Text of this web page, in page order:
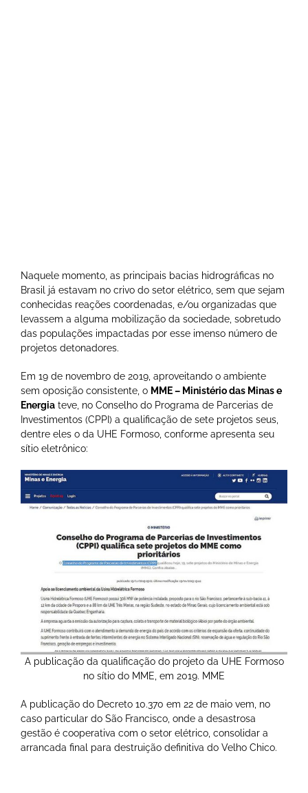
Naquele momento, as principais bacias hidrográficas no
Brasil já estavam no crivo do setor elétrico, sem que sejam
conhecidas reações coordenadas, e/ou organizadas que
levassem a alguma mobilização da sociedade, sobretudo
das populações impactadas por esse imenso número de
projetos detonadores.
Em 19 de novembro de 2019, aproveitando o ambiente
sem oposição consistente, o MME – Ministério das Minas e
Energia teve, no Conselho do Programa de Parcerias de
Investimentos (CPPI) a qualificação de sete projetos seus,
dentre eles o da UHE Formoso, conforme apresenta seu
sítio eletrônico:
A publicação da qualificação do projeto da UHE Formoso
no sítio do MME, em 2019. MME
A publicação do Decreto 10.370 em 22 de maio vem, no
caso particular do São Francisco, onde a desastrosa
gestão é cooperativa com o setor elétrico, consolidar a
arrancada final para destruição definitiva do Velho Chico.